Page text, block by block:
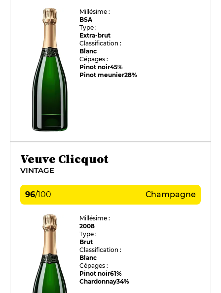
Millésime :
BSA
Type :
Extra-brut
Classification :
Blanc
Cépages :
Pinot noir45%
Pinot meunier28%
Veuve Clicquot
VINTAGE
96/100 Champagne
Millésime :
2008
Type :
Brut
Classification :
Blanc
Cépages :
Pinot noir61%
Chardonnay34%